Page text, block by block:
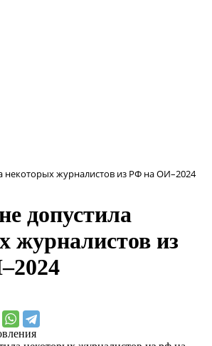
некоторых журналистов из РФ на ОИ–2024
допустила
журналистов из